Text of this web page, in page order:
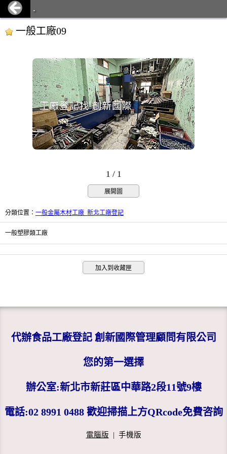
.
一般工廠09
1 / 1
展開圖
分類位置 ： 一般金屬木材工廠_新北工廠登記
一般塑膠類工廠
加入到收藏匣
代辦食品工廠登記 創新國際管理顧問有限公司
您的第一選擇
辦公室:新北市新莊區中華路2段11號9樓
電話:02 8991 0488 歡迎掃描上方QRcode免費咨詢
電腦版 | 手機版